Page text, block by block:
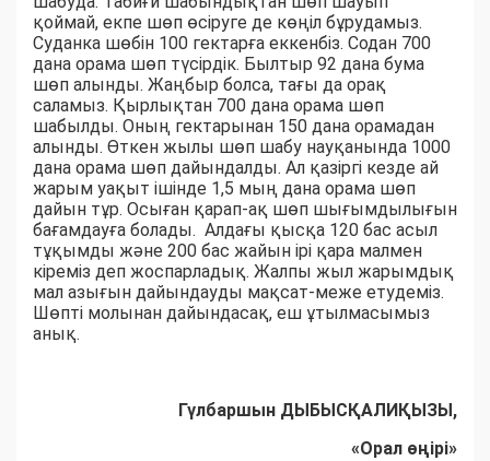
қоймай, екпе шөп өсіруге де көңіл бұрудамыз.
Суданка шөбін 100 гектарға еккенбіз. Содан 700
дана орама шөп түсірдік. Былтыр 92 дана бума
шөп алынды. Жаңбыр болса, тағы да орақ
саламыз. Қырлықтан 700 дана орама шөп
шабылды. Оның гектарынан 150 дана орамадан
алынды. Өткен жылы шөп шабу науқанында 1000
дана орама шөп дайындалды. Ал қазіргі кезде ай
жарым уақыт ішінде 1,5 мың дана орама шөп
дайын тұр. Осыған қарап-ақ шөп шығымдылығын
бағамдауға болады. Алдағы қысқа 120 бас асыл
тұқымды және 200 бас жайын ірі қара малмен
кіреміз деп жоспарладық. Жалпы жыл жарымдық
мал азығын дайындауды мақсат-меже етудеміз.
Шөпті молынан дайындасақ, еш ұтылмасымыз
анық.
Гүлбаршын ДЫБЫСҚАЛИҚЫЗЫ,
«Орал өңірі»